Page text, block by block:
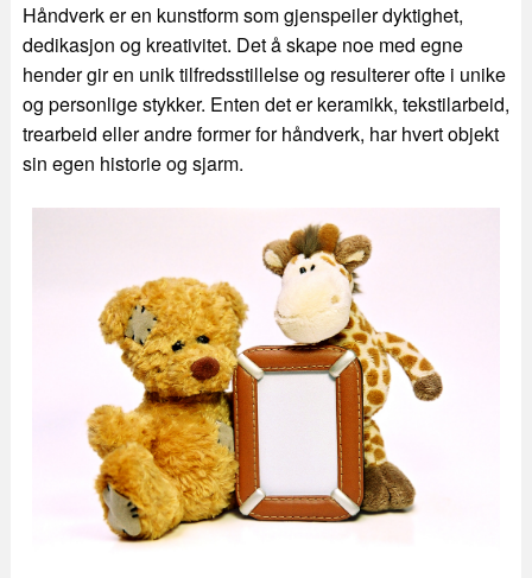
Håndverk er en kunstform som gjenspeiler dyktighet,
dedikasjon og kreativitet. Det å skape noe med egne
hender gir en unik tilfredsstillelse og resulterer ofte i unike
og personlige stykker. Enten det er keramikk, tekstilarbeid,
trearbeid eller andre former for håndverk, har hvert objekt
sin egen historie og sjarm.